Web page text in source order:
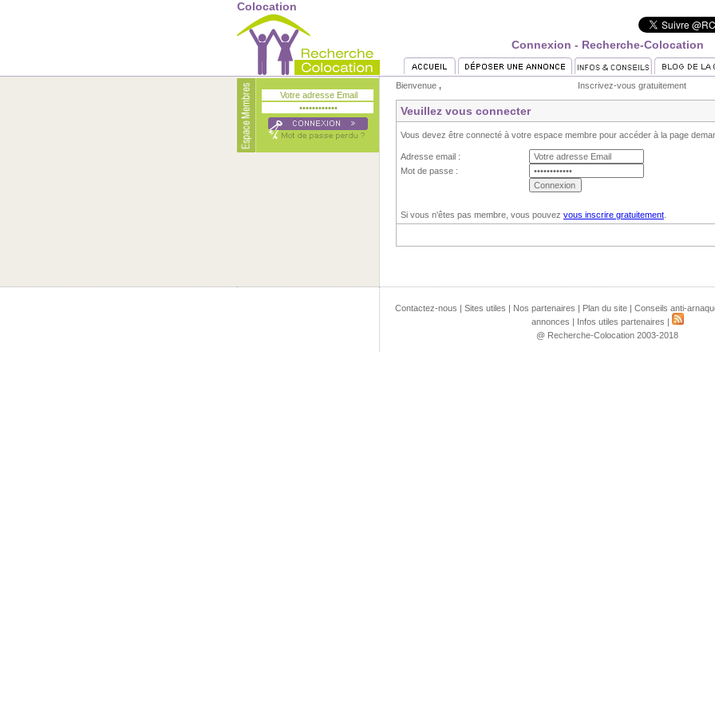
Colocation
Connexion - Recherche-Colocation
Bienvenue , Inscrivez-vous gratuitement
Veuillez vous connecter
Vous devez être connecté à votre espace membre pour accéder à la page
Adresse email :
Mot de passe :
Si vous n'êtes pas membre, vous pouvez vous inscrire gratuitement
Contactez-nous | Sites utiles | Nos partenaires | Plan du site| Conseils anti-
annonces | Infos utiles partenaires |
@ Recherche-Colocation 2003-2018